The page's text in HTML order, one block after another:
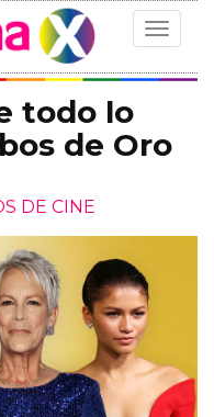
Toggle
todo lo
de Oro
DE CINE